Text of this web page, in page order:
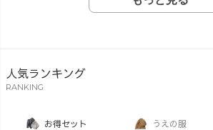
人気ランキング
RANKING
お得セット うえの服